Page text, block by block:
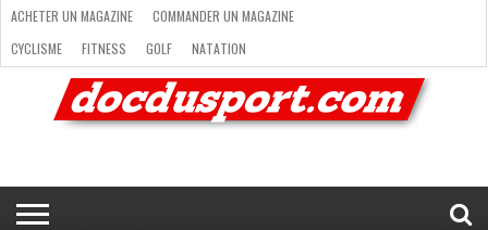
ACHETER
MAGAZINE
COMMANDER
UN
MAGAZINE
CYCLISME
FITNESS
GOLF
NATATION
RANDONNÉE
RUNNING
SKI
TRAIL
RUNNING
TRIATHLON
VOILE
NEWSLETTER
MAG’
EN
LIGNE
NOUS
CONTACTER
ACHETER UN MAGAZINE
COMMANDER UN MAGAZINE
CYCLISME
FITNESS GOLF
NATATION
RANDONNÉE
RUNNING SKI
TRAIL RUNNING
TRIATHLON
VOILE NEWSLETTER
MAG’ EN LIGNE